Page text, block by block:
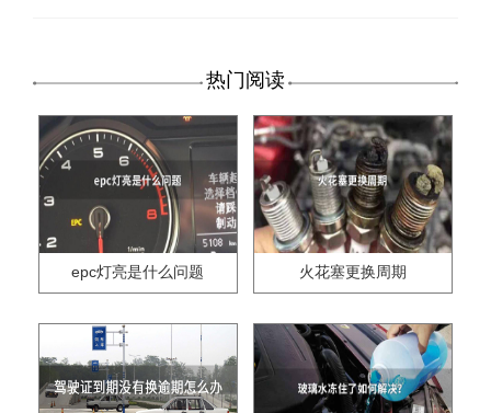
热门阅读
epc灯亮是什么问题 火花塞更换周期